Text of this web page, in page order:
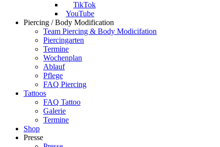
TikTok
YouTube
Piercing / Body Modification
Team Piercing & Body Modicifation
Piercingarten
Termine
Wochenplan
Ablauf
Pflege
FAQ Piercing
Tattoos
FAQ Tattoo
Galerie
Termine
Shop
Presse